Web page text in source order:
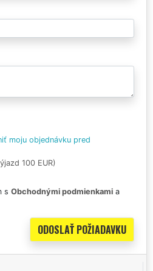
moju objednávku pred
100 EUR)
s Obchodnými podmienkami a